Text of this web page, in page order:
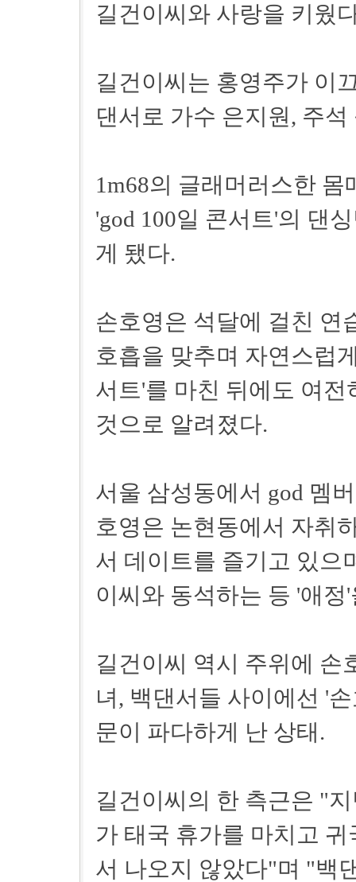
길건이씨와 사랑을 키웠
길건이씨는 홍영주가 이
댄서로 가수 은지원, 주
1m68의 글래머러스한
'god 100일 콘서트'의 댄
게 됐다.
손호영은 석달에 걸친 연
호흡을 맞추며 자연스럽
서트'를 마친 뒤에도 여
것으로 알려졌다.
서울 삼성동에서 god 멤
호영은 논현동에서 자취
서 데이트를 즐기고 있으
이씨와 동석하는 등 '애정
길건이씨 역시 주위에 손
녀, 백댄서들 사이에선 '
문이 파다하게 난 상태.
길건이씨의 한 측근은 "
가 태국 휴가를 마치고
서 나오지 않았다"며 "백